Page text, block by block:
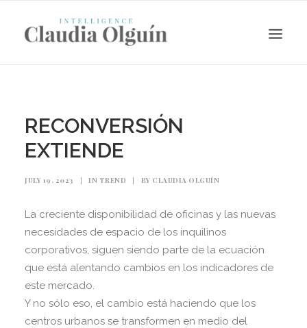
Search
RECONVERSIÓN
EXTIENDE
JULY 19, 2023 | IN TREND | BY CLAUDIA OLGUÍN
La creciente disponibilidad de oficinas y las nuevas
necesidades de espacio de los inquilinos
corporativos, siguen siendo parte de la ecuación
que está alentando cambios en los indicadores de
este mercado.
Y no sólo eso, el cambio está haciendo que los
centros urbanos se transformen en medio del